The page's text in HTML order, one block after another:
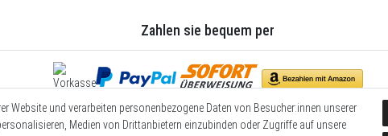
Zahlen sie bequem per
Wir versenden mit
Website und verarbeiten personenbezogene Daten von Besucher:innen unserer
Medien von Drittanbietern einzubinden oder Zugriffe auf unsere